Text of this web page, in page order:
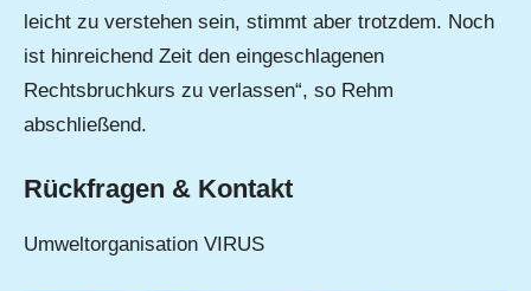
leicht zu verstehen sein, stimmt aber trotzdem. Noch
ist hinreichend Zeit den eingeschlagenen
Rechtsbruchkurs zu verlassen“, so Rehm
abschließend.
Rückfragen & Kontakt
Umweltorganisation VIRUS